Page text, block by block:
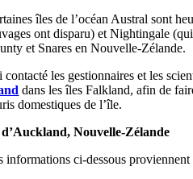
îles de l’océan Austral sont
ont disparu) et Nightingale
et Snares en Nouvelle-Zélande.
contacté les gestionnaires et les
dans les îles Falkland, afin de
domestiques de l’île.
Nouvelle-Zélande
informations ci-dessous